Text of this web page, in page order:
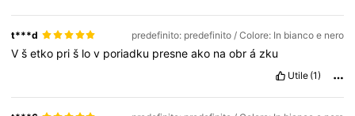
t***d predefinito: predefinito / Colore: In bianco e nero
Všetko priš lov poriadku presneako naobrá zku
Utile (1)